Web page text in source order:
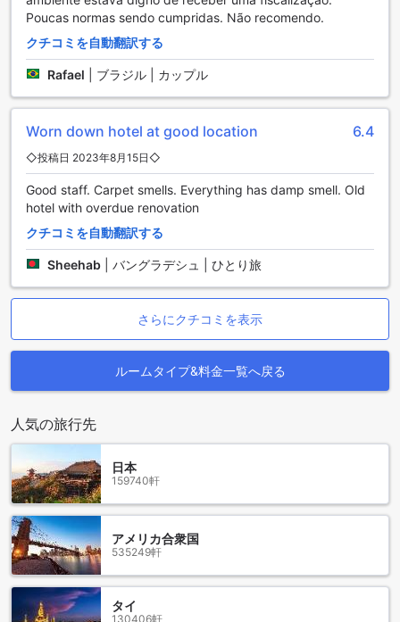
ラディソン ホテル アルファヴィルでは、お客様の快適な滞在
をサポートする様々なダイニング施設をご用意しておりま
す。ホテル内には24時間ルームサービスがあり、いつでもお
部屋で美味しい料理を楽しむことができます。また、コーヒ
楽しみいただけます。さらに、レストランもございますの
で、本格的な料理をお楽しみいただけます。お部屋での食事
をご希望の場合は、ルームサービスもご利用いただけます。
さらに、毎日のハウスキーピングサービスにより、清潔で快
ルの朝食やコンチネンタルブレックファーストもご用意して
おりますので、お客様の朝を美味しくスタートさせることが
できます。
ラディソン ホテル アルファヴィルのお部屋の種類
肢があります。1つ目は、ノンスモーキングの1ベッドキング
ルームです。2つ目は、ノンスモーキングの1ベッドスイート
す。エグゼクティブルームにはキングベッドがあります。ま
た、キングベッドが備わったお部屋もご利用いただけます。
ます。Agodaでこれらのお部屋を予約することで、最高の価
格と簡単かつストレスフリーな体験をお約束します。
バルエリでのラディソン ホテル アルファヴィルの周辺地域
バルエリはブラジルの美しい都市で、ラディソン ホテル アル
ファヴィルの周辺には魅力的な観光スポットがたくさんあり
ます。ホテルから徒歩圏内には美しいビーチが広がってお
り、ゆったりとした海水浴を楽しむことができます。また、
バルエリには豊かな自然環境もあり、美しい公園や庭園が点
在しています。散策しながら、緑豊かな景色を楽しむことが
Poucas normas sendo cumpridas. Não recomendo.
クチコミを自動翻訳する
Rafael ブラジル | カップル
Worn down hotel at good location 6.4
◇投稿日 2023年8月15日◇
Good staff. Carpet smells. Everything has damp smell. Old
hotel with overdue renovation
クチコミを自動翻訳する
Sheehab バングラデシュ | ひとり旅
さらにクチコミを表示
ルームタイプ&料金一覧へ戻る
人気の旅行先
日本
159740軒
アメリカ合衆国
535249軒
タイ
130406軒